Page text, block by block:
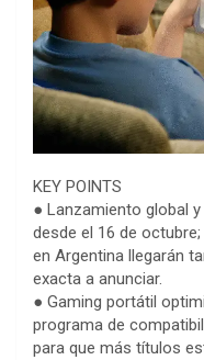
KEY POINTS
● Lanzamiento global
desde el 16 de octubre;
en Argentina llegarán
exacta a anunciar.
● Gaming portátil
programa de
para que más títulos